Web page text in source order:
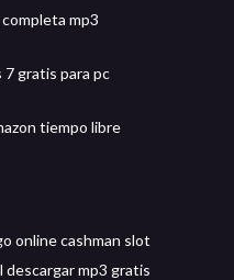
mp3
gratis para pc
tiempo libre
online cashman slot
descargar mp3 gratis